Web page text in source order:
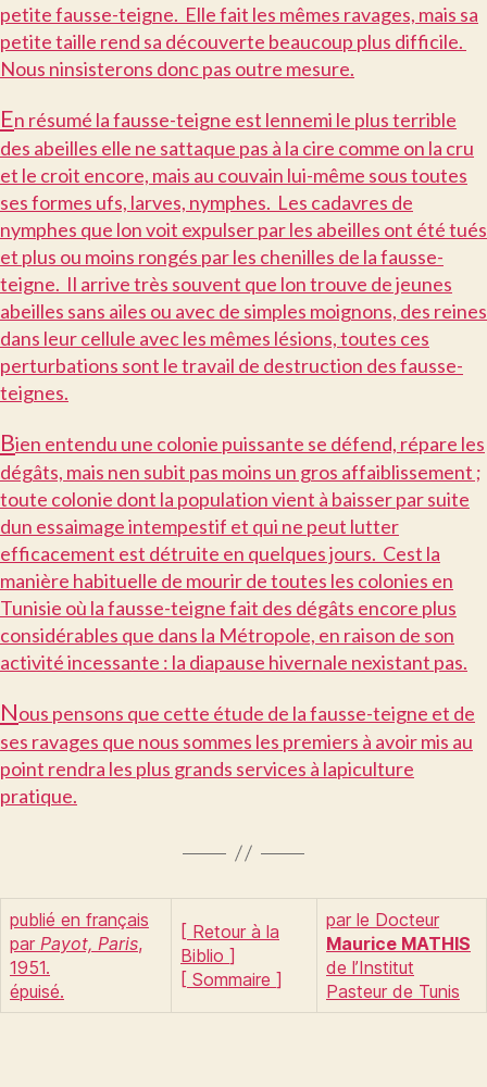
petite fausse-teigne. Elle fait les mêmes ravages, mais sa
petite taille rend sa découverte beaucoup plus difficile.
Nous ninsisterons donc pas outre mesure.
En résumé la fausse-teigne est lennemi le plus terrible
des abeilles elle ne sattaque pas à la cire comme on la cru
et le croit encore, mais au couvain lui-même sous toutes
ses formes ufs, larves, nymphes. Les cadavres de
nymphes que lon voit expulser par les abeilles ont été tués
et plus ou moins rongés par les chenilles de la fausse-
teigne. Il arrive très souvent que lon trouve de jeunes
abeilles sans ailes ou avec de simples moignons, des reines
dans leur cellule avec les mêmes lésions, toutes ces
perturbations sont le travail de destruction des fausse-
teignes.
Bien entendu une colonie puissante se défend, répare les
dégâts, mais nen subit pas moins un gros affaiblissement ;
toute colonie dont la population vient à baisser par suite
dun essaimage intempestif et qui ne peut lutter
efficacement est détruite en quelques jours. Cest la
manière habituelle de mourir de toutes les colonies en
Tunisie où la fausse-teigne fait des dégâts encore plus
considérables que dans la Métropole, en raison de son
activité incessante : la diapause hivernale nexistant pas.
Nous pensons que cette étude de la fausse-teigne et de
ses ravages que nous sommes les premiers à avoir mis au
point rendra les plus grands services à lapiculture
pratique.
publié en français
par Payot, Paris,
1951.
épuisé.
[ Retour à la
Biblio ]
[ Sommaire ]
par le Docteur
Maurice MATHIS
de l’Institut
Pasteur de Tunis